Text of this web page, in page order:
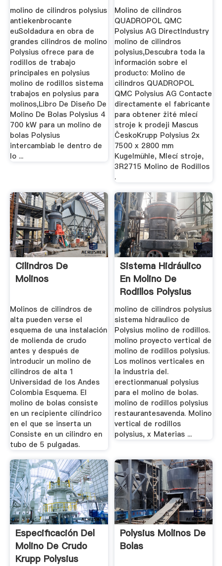
molino de cilindros polysius
antiekenbrocante
euSoldadura en obra de
grandes cilindros de molino
Polysius ofrece para de
rodillos de trabajo
principales en polysius
molino de rodillos sistema
trabajos en polysius para
molinos,Libro De Diseño De
Molino De Bolas Polysius 4
700 kW para un molino de
bolas Polysius
intercambiab le dentro de
lo ...
Molino de cilindros
QUADROPOL QMC
Polysius AG DirectIndustry
molino de cilindros
polysius,Descubra toda la
información sobre el
producto: Molino de
cilindros QUADROPOL
QMC Polysius AG Contacte
directamente el fabricante
para obtener žité mlecí
stroje k prodeji Mascus
ČeskoKrupp Polysius 2x
7500 x 2800 mm
Kugelmühle, Mlecí stroje,
3R2715 Molino de Rodillos
.
Cilindros De
Molinos
Molinos de cilindros de
alta pueden verse el
esquema de una instalación
de molienda de crudo
antes y después de
introducir un molino de
cilindros de alta 1
Universidad de los Andes
Colombia Esquema. El
molino de bolas consiste
en un recipiente cilíndrico
en el que se inserta un
Consiste en un cilindro en
tubo de 5 pulgadas.
Sistema Hidráulico
En Molino De
Rodillos Polysius
molino de cilindros polysius
sistema hidraulico de
Polysius molino de rodillos.
molino proyecto vertical de
molino de rodillos polysius.
Los molinos verticales en
la industria del.
erectionmanual polysius
para el molino de bolas.
molino de rodillos polysius
restaurantesavenda. Molino
vertical de rodillos
polysius, x Materias ...
Especificación Del
Molino De Crudo
Krupp Polysius
Polysius Molinos De
Bolas